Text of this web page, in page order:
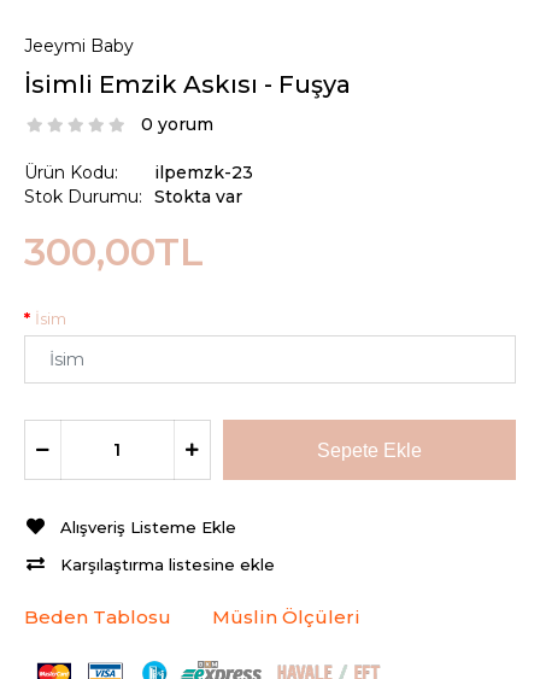
Jeeymi Baby
İsimli Emzik Askısı - Fuşya
0 yorum
Ürün Kodu:
Stok Durumu:
ilpemzk-23
Stokta var
300,00TL
İsim
Alışveriş Listeme Ekle
Karşılaştırma listesine ekle
Beden Tablosu Müslin Ölçüleri